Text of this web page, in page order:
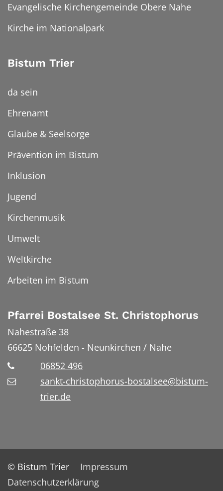
Evangelische Kirchengemeinde Obere Nahe
Kirche im Nationalpark
Bistum Trier
da sein
Ehrenamt
Glaube & Seelsorge
Prävention im Bistum
Inklusion
Jugend
Kirchenmusik
Umwelt
Weltkirche
Arbeiten im Bistum
Pfarrei Bostalsee St. Christophorus
Nahestraße 38
66625 Nohfelden - Neunkirchen / Nahe
06852 496
sankt-christophorus-bostalsee@bistum-
trier.de
© Bistum Trier
Impressum
Datenschutzerklärung